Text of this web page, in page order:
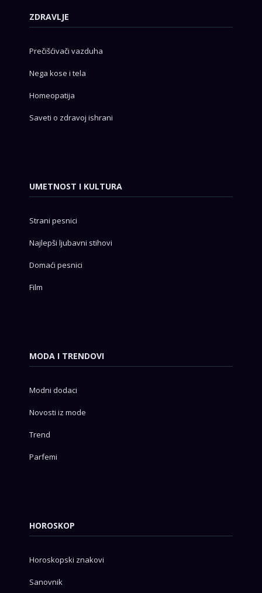
ZDRAVLJE
Prečišćivači vazduha
Nega kose i tela
Homeopatija
Saveti o zdravoj ishrani
UMETNOST I KULTURA
Strani pesnici
Najlepši ljubavni stihovi
Domaći pesnici
Film
MODA I TRENDOVI
Modni dodaci
Novosti iz mode
Trend
Parfemi
HOROSKOP
Horoskopski znakovi
Sanovnik